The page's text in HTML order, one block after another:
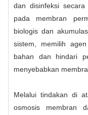
dan disinfeksi
pada membran
biologis dan
sistem, memilih
bahan dan hindari
menyebabkan
Melalui tindakan di
osmosis membran